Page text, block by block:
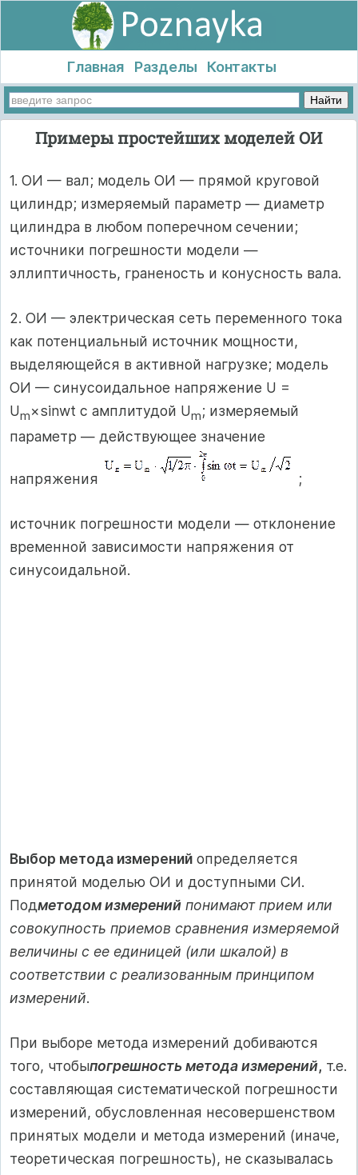
Главная Разделы Контакты
Примеры простейших моделей ОИ
1. ОИ — вал; модель ОИ — прямой круговой
цилиндр; измеряемый параметр — диаметр
цилиндра в любом поперечном сечении;
источники погрешности модели —
эллиптичность, граненость и конусность вала.
2. ОИ — электрическая сеть переменного тока
как потенциальный источник мощности,
выделяющейся в активной нагрузке; модель
ОИ — синусоидальное напряжение U =
Um×sinwt с амплитудой Um; измеряемый
параметр — действующее значение
напряжения ;
источник погрешности модели — отклонение
временной зависимости напряжения от
синусоидальной.
Выбор метода измерений определяется
принятой моделью ОИ и доступными СИ.
Подметодом измерений понимают прием или
совокупность приемов сравнения измеряемой
величины с ее единицей (или шкалой) в
соответствии с реализованным принципом
измерений.
При выборе метода измерений добиваются
того, чтобыпогрешность метода измерений, т.е.
составляющая систематической погрешности
измерений, обусловленная несовершенством
принятых модели и метода измерений (иначе,
теоретическая погрешность), не сказывалась